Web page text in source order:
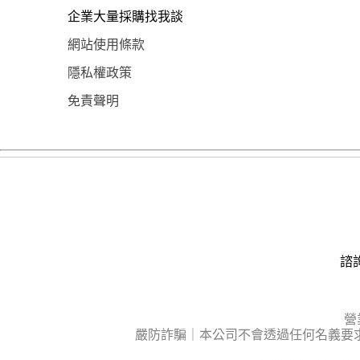
企業大量採購找我談
網站使用條款
隱私權政策
免責聲明
諮
營
嚴防詐騙｜本公司不會透過任何名義